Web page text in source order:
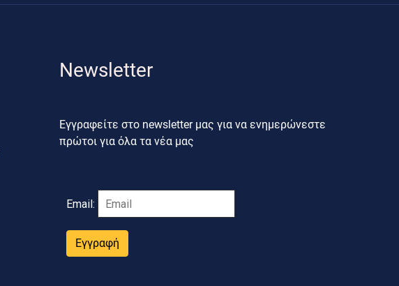
Newsletter
Εγγραφείτε στο newsletter μας για να ενημερώνεστε
πρώτοι για όλα τα νέα μας
Email:
Εγγραφή